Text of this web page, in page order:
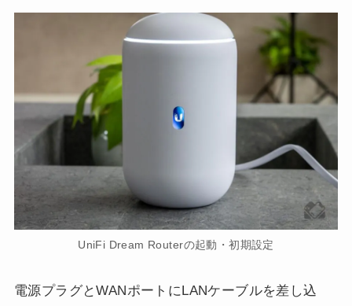
UniFi Dream Routerの起動・初期設定
電源プラグとWANポートにLANケーブルを差し込